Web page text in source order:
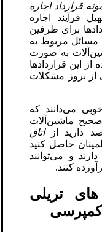
قرارداد اجاره
فرآیند اجاره
برای طرفین
مسائل مربوط به
به صورت
این قراردادها
از بروز مشکلات
می‌دانند که
ماشین‌آلات
دارید ازاتاق
حاصل کنید
و می‌توانند
کنند.
تریلی
کمپرسی